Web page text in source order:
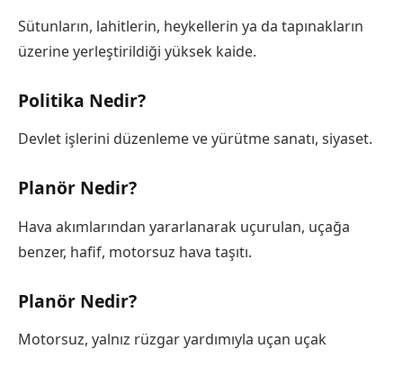
Sütunların, lahitlerin, heykellerin ya da tapınakların
üzerine yerleştirildiği yüksek kaide.
Politika Nedir?
Devlet işlerini düzenleme ve yürütme sanatı, siyaset.
Planör Nedir?
Hava akımlarından yararlanarak uçurulan, uçağa
benzer, hafif, motorsuz hava taşıtı.
Planör Nedir?
Motorsuz, yalnız rüzgar yardımıyla uçan uçak